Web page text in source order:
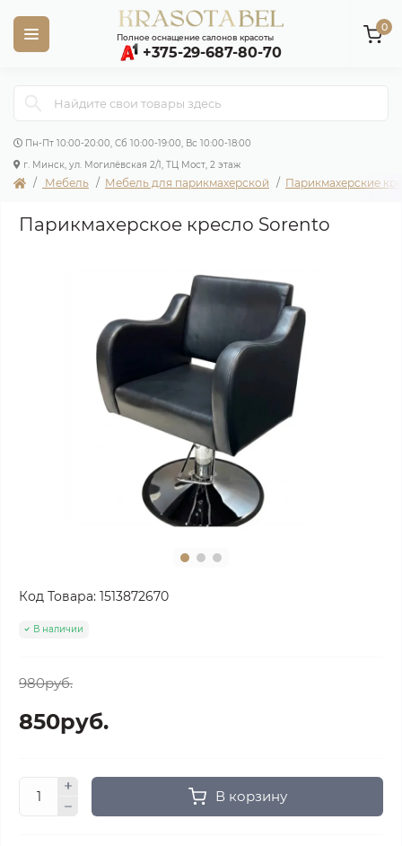
+375-29-687-80-70
Полное оснащение салонов красоты
Пн-Пт 10:00-20:00, Сб 10:00-19:00, Вс 10:00-18:00
г. Минск, ул. Могилёвская 2/1, ТЦ Мост, 2 этаж
0
Мебель Мебель для парикмахерской Парикмахерские
Парикмахерское кресло Sorento
Код Товара: 1513872670
В наличии
980руб.
850руб.
В корзину